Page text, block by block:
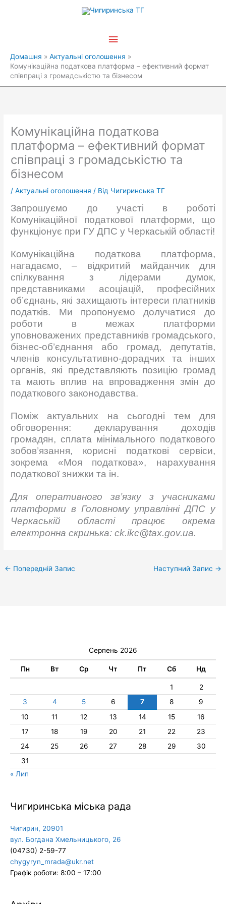
Головне
Домашня
Актуальні оголошення
Комунікаційна податкова платформа – ефективний формат
співпраці з громадськістю та бізнесом
Комунікаційна податкова
платформа – ефективний формат
співпраці з громадськістю та
бізнесом
/Актуальні оголошення / Від Чигиринська ТГ
Запрошуємо до участі в роботі
Комунікаційної податкової платформи, що
функціонує при ГУ ДПС у Черкаській області!
Комунікаційна податкова платформа,
нагадаємо, – відкритий майданчик для
спілкування з лідерами думок,
представниками асоціацій, професійних
об’єднань, які захищають інтереси платників
податків. Ми пропонуємо долучатися до
роботи в межах платформи
уповноважених представників громадського,
бізнес-об’єднання або громад, депутатів,
членів консультативно-дорадчих та інших
органів, які представляють позицію громад
та мають вплив на впровадження змін до
податкового законодавства.
Поміж актуальних на сьогодні тем для
обговорення: декларування доходів
громадян, сплата мінімального податкового
зобов’язання, корисні податкові сервіси,
зокрема «Моя податкова», нарахування
податкової знижки та ін.
Для оперативного зв’язку з учасниками
платформи в Головному управлінні ДПС у
Черкаській областіпрацює окрема
електронна скринька: ck.ikc@tax.gov.ua.
← Попередній Запис Наступний Запис →
Серпень 2026
Пн Вт Ср Чт Пт Сб Нд
1
2
3
4 5 6 7 8
9
10
11 12 13 14 15
16
17
18 19 20 21 22
23
24
25 26 27 28 29
30
31
« Лип
Чигиринська міська рада
Чигирин, 20901
вул. Богдана Хмельницького, 26
(04730) 2-59-77
chygyryn_mrada@ukr.net
Графік роботи: 8:00 – 17:00